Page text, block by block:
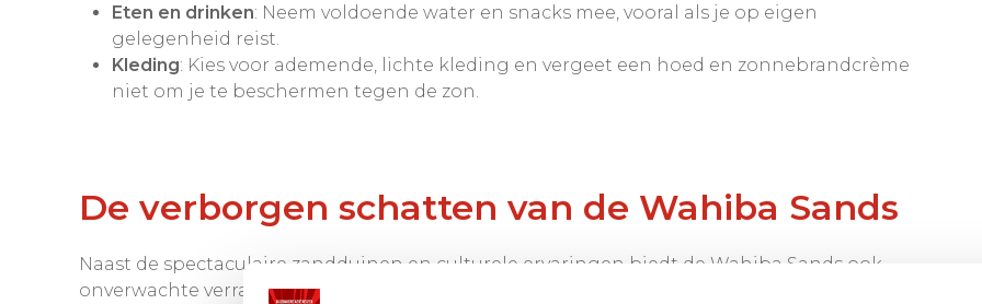
Eten en drinken: Neem voldoende water en snacks mee, vooral als je op eigen
gelegenheid reist.
Kleding: Kies voor ademende, lichte kleding en vergeet een hoed en zonnebrandcrème
niet om je te beschermen tegen de zon.
De verborgen schatten van de Wahiba Sands
Naast de spectaculaire zandduinen en culturele ervaringen biedt de Wahiba Sands ook
onverwachte verrassingen. In de woestijn vind je verborgen oases, zoals Wadi Bani Khalid, een